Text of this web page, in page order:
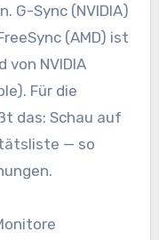
G-Sync (NVIDIA)
(AMD) ist
von NVIDIA
Für die
das: Schau auf
— so